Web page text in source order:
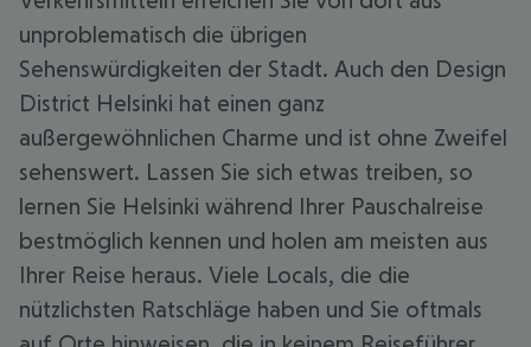
unproblematisch die übrigen
Sehenswürdigkeiten der Stadt. Auch den Design
District Helsinki hat einen ganz
außergewöhnlichen Charme und ist ohne Zweifel
sehenswert. Lassen Sie sich etwas treiben, so
lernen Sie Helsinki während Ihrer Pauschalreise
bestmöglich kennen und holen am meisten aus
Ihrer Reise heraus. Viele Locals, die die
nützlichsten Ratschläge haben und Sie oftmals